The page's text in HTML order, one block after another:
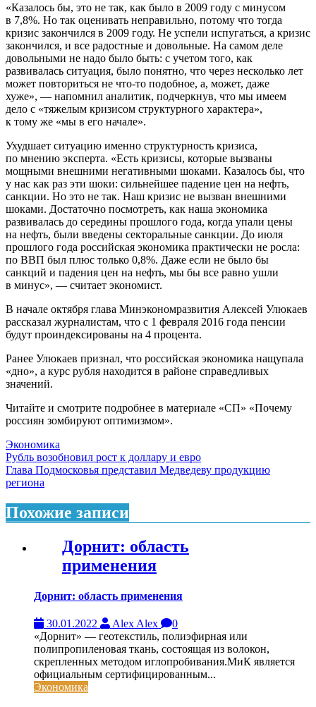
«Казалось бы, это не так, как было в 2009 году с минусом
в 7,8%. Но так оценивать неправильно, потому что тогда
кризис закончился в 2009 году. Не успели испугаться, а кризис
закончился, и все радостные и довольные. На самом деле
довольными не надо было быть: с учетом того, как
развивалась ситуация, было понятно, что через несколько лет
может повториться не что-то подобное, а, может, даже
хуже», — напомнил аналитик, подчеркнув, что мы имеем
дело с «тяжелым кризисом структурного характера»,
к тому же «мы в его начале».
Ухудшает ситуацию именно структурность кризиса,
по мнению эксперта. «Есть кризисы, которые вызваны
мощными внешними негативными шоками. Казалось бы, что
у нас как раз эти шоки: сильнейшее падение цен на нефть,
санкции. Но это не так. Наш кризис не вызван внешними
шоками. Достаточно посмотреть, как наша экономика
развивалась до середины прошлого года, когда упали цены
на нефть, были введены секторальные санкции. До июля
прошлого года российская экономика практически не росла:
по ВВП был плюс только 0,8%. Даже если не было бы
санкций и падения цен на нефть, мы бы все равно ушли
в минус», — считает экономист.
В начале октября глава Минэкономразвития Алексей Улюкаев
рассказал журналистам, что с 1 февраля 2016 года пенсии
будут проиндексированы на 4 процента.
Ранее Улюкаев признал, что российская экономика нащупала
«дно», а курс рубля находится в районе справедливых
значений.
Читайте и смотрите подробнее в материале «СП» «Почему
россиян зомбируют оптимизмом».
Экономика
Навигация
по
Рубль возобновил рост к доллару и евро
Глава Подмосковья представил Медведеву продукцию
региона
Похожие записи
Дорнит: область
применения
Дорнит: область применения
30.01.2022 Alex Alex
0
«Дорнит» — геотекстиль, полиэфирная или
полипропиленовая ткань, состоящая из волокон,
скрепленных методом иглопробивания.МиК является
официальным сертифицированным...
Экономика